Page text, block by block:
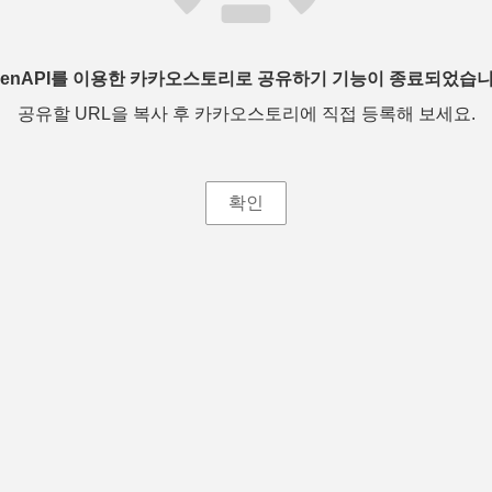
를 이용한 카카오스토리로 공유하기 기능이 종료되었습
공유할 URL을 복사 후 카카오스토리에 직접 등록해 보세요.
확인